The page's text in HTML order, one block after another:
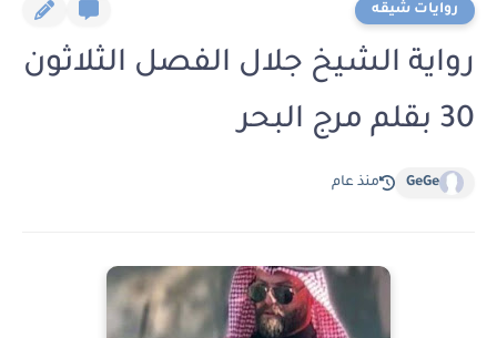
روايات شيقه
رواية الشيخ جلال الفصل الثلاثون
30 بقلم مرج البحر
GeGe منذ عام